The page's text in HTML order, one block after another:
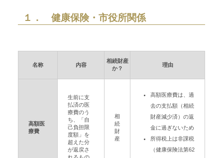
１． 健康保険・市役所関係
名称 内容
相続財産
か？
理由
高額医
療費
生前に支
払済の医
療費のう
ち、「自
己負担限
度額」を
超えた分
が返戻さ
相
続
財
産
高額医療費は、過
去の支払額（相続
財産減少済）の返
金に過ぎないため
所得税上は非課税
（健康保険法第62